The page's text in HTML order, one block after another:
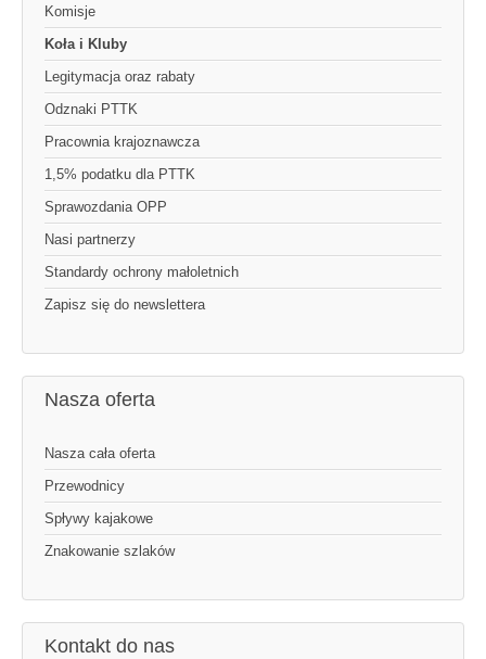
Komisje
Koła i Kluby
Legitymacja oraz rabaty
Odznaki PTTK
Pracownia krajoznawcza
1,5% podatku dla PTTK
Sprawozdania OPP
Nasi partnerzy
Standardy ochrony małoletnich
Zapisz się do newslettera
Nasza oferta
Nasza cała oferta
Przewodnicy
Spływy kajakowe
Znakowanie szlaków
Kontakt do nas